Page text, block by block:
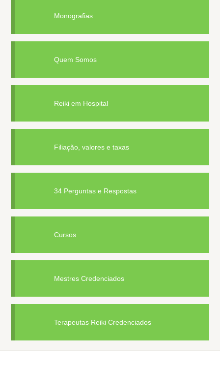
Monografias
Quem Somos
Reiki em Hospital
Filiação, valores e taxas
34 Perguntas e Respostas
Cursos
Mestres Credenciados
Terapeutas Reiki Credenciados